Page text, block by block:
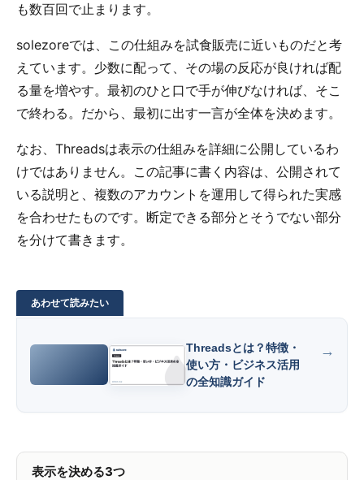
も数百回で止まります。
solezoreでは、この仕組みを試食販売に近いものだと考
えています。少数に配って、その場の反応が良ければ配
る量を増やす。最初のひと口で手が伸びなければ、そこ
で終わる。だから、最初に出す一言が全体を決めます。
なお、Threadsは表示の仕組みを詳細に公開しているわ
けではありません。この記事に書く内容は、公開されて
いる説明と、複数のアカウントを運用して得られた実感
を合わせたものです。断定できる部分とそうでない部分
を分けて書きます。
Threadsとは？特徴・
使い方・ビジネス活用
の全知識ガイド
表示を決める3つ